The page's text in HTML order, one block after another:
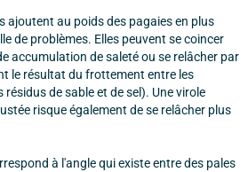
ajoutent au poids des pagaies en plus
de problèmes. Elles peuvent se coincer
accumulation de saleté ou se relâcher par
le résultat du frottement entre les
de sable et de sel). Une virole
risque également de se relâcher plus
à l'angle qui existe entre des pales